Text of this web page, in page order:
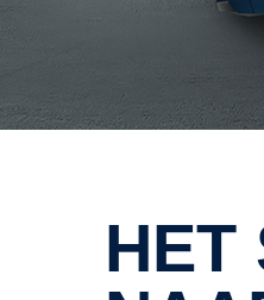
HET STEDELIJKE VERVOER